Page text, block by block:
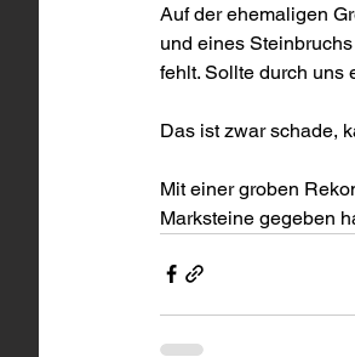
Auf der ehemaligen
und eines
fehlt. Sollte durch uns
Das ist zwar schade,
Mit einer groben
Marksteine gegeben